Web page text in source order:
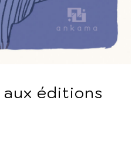
éditions